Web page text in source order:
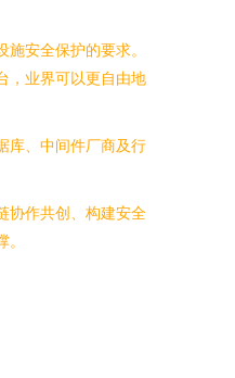
安全保护的要求。
，业界可以更自由地
库、中间件厂商及行
协作共创、构建安全